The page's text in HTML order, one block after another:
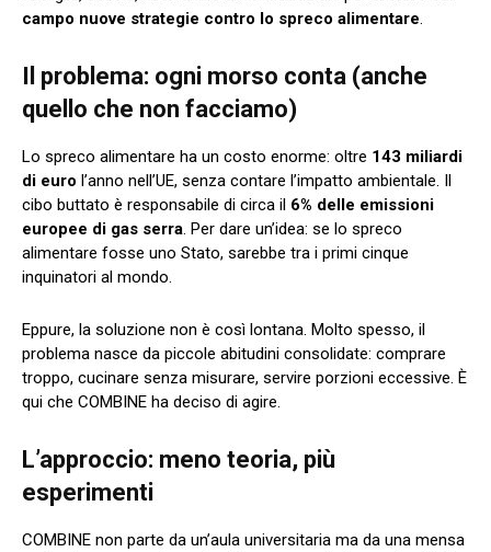
campo nuove strategie contro lo spreco alimentare.
Il problema: ogni morso conta (anche
quello che non facciamo)
Lo spreco alimentare ha un costo enorme: oltre 143 miliardi
di euro l’anno nell’UE, senza contare l’impatto ambientale. Il
cibo buttato è responsabile di circa il 6% delle emissioni
europee di gas serra. Per dare un’idea: se lo spreco
alimentare fosse uno Stato, sarebbe tra i primi cinque
inquinatori al mondo.
Eppure, la soluzione non è così lontana. Molto spesso, il
problema nasce da piccole abitudini consolidate: comprare
troppo, cucinare senza misurare, servire porzioni eccessive. È
qui che COMBINE ha deciso di agire.
L’approccio: meno teoria, più
esperimenti
COMBINE non parte da un’aula universitaria ma da una mensa